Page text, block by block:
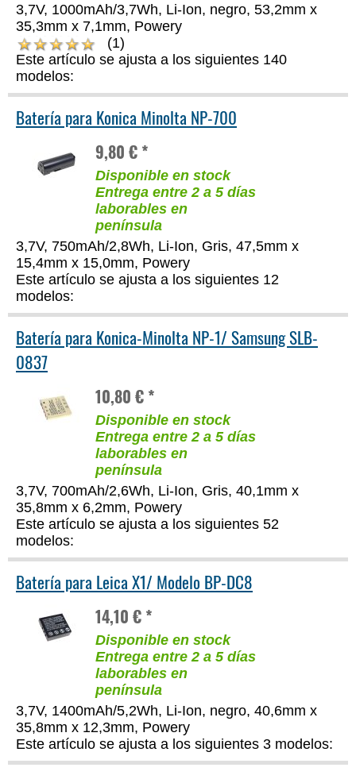
3,7V, 1000mAh/3,7Wh, Li-Ion, negro, 53,2mm x
35,3mm x 7,1mm, Powery
(1)
Este artículo se ajusta a los siguientes 140
modelos:
Batería para Konica Minolta NP-700
9,80 € *
Disponible en stock
Entrega entre 2 a 5 días
laborables en
península
3,7V, 750mAh/2,8Wh, Li-Ion, Gris, 47,5mm x
15,4mm x 15,0mm, Powery
Este artículo se ajusta a los siguientes 12
modelos:
Batería para Konica-Minolta NP-1/ Samsung SLB-
0837
10,80 € *
Disponible en stock
Entrega entre 2 a 5 días
laborables en
península
3,7V, 700mAh/2,6Wh, Li-Ion, Gris, 40,1mm x
35,8mm x 6,2mm, Powery
Este artículo se ajusta a los siguientes 52
modelos:
Batería para Leica X1/ Modelo BP-DC8
14,10 € *
Disponible en stock
Entrega entre 2 a 5 días
laborables en
península
3,7V, 1400mAh/5,2Wh, Li-Ion, negro, 40,6mm x
35,8mm x 12,3mm, Powery
Este artículo se ajusta a los siguientes 3 modelos: